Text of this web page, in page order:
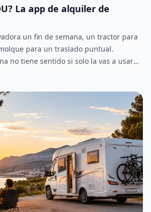
La app de alquiler de
un fin de semana, un tractor para
para un traslado puntual.
no tiene sentido si solo la vas a usar
eso: es una app y plataforma de
donde particulares y profesionales
entre ellos, sin
un Wallapop del alquiler, pero
agrícola, de construcción,
comparas, contactas con el
todo desde la misma plataforma.
de 1000 anuncios activos en BUEYDU,
publicados solo el último mes. Esto
sobre cómo funciona y qué puedes